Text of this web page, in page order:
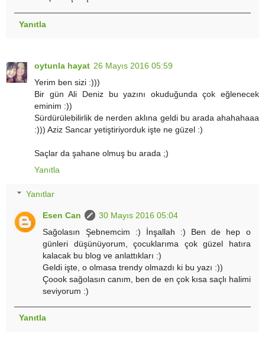
Yanıtla
oytunla hayat 26 Mayıs 2016 05:59
Yerim ben sizi :)))
Bir gün Ali Deniz bu yazını okuduğunda çok eğlenecek
eminim :))
Sürdürülebilirlik de nerden aklına geldi bu arada ahahahaaa
:))) Aziz Sancar yetiştiriyorduk işte ne güzel :)
Saçlar da şahane olmuş bu arada ;)
Yanıtla
Yanıtlar
Esen Can
30 Mayıs 2016 05:04
Sağolasın Şebnemcim :) İnşallah :) Ben de hep o
günleri düşünüyorum, çocuklarıma çok güzel hatıra
kalacak bu blog ve anlattıkları :)
Geldi işte, o olmasa trendy olmazdı ki bu yazı :))
Çoook sağolasın canım, ben de en çok kısa saçlı halimi
seviyorum :)
Yanıtla